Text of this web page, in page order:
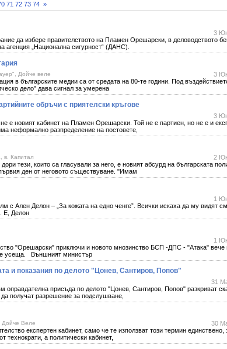
71 72 73 74 »
3
да избере правителството на Пламен Орешарски, в деловодството
агенция „Национална сигурност“ (ДАНС).
Дойче веле
3
в българските медии са от средата на 80-те години. Под
дело" дава сигнал за умерена
обръчи с приятелски кръгове
3
е новият кабинет на Пламен Орешарски. Той не е партиен, но не е и
неформално разпределение на постовете,
в. Капитал
2
тези, които са гласували за него, е новият абсурд на българската
ден от неговото съществуване. "Имам
1
с Ален Делон – „За кожата на едно ченге”. Всички искаха да му видят
Е, Делон
1
"Орешарски" приключи и новото мнозинство БСП -ДПС - "Атака" вече
усеща. Външният министър
и показания по делото "Цонев, Сантиров, Попов"
31
оправдателна присъда по делото "Цонев, Сантиров, Попов" разкриват
получат разрешение за подслушване,
Дойче Веле
30
експертен кабинет, само че те използват този термин единствено,
технократи, а политически кабинет,